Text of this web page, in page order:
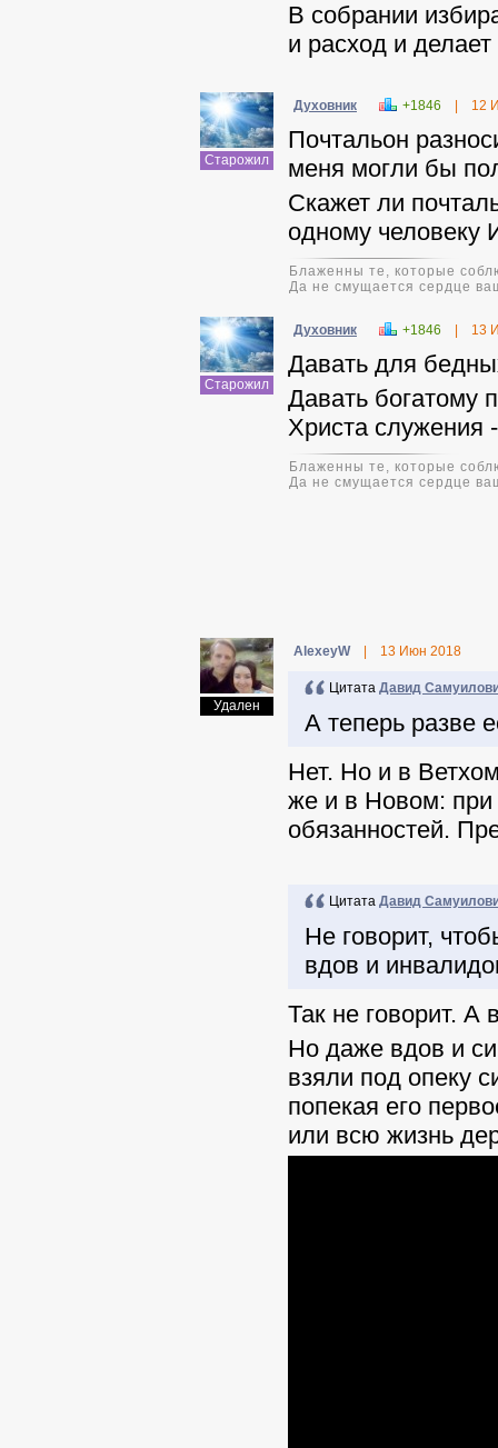
В собрании
и расход и
Старожил
Духовник +1846 12
Почтальон
меня могли бы
Скажет ли
одному
Блаженны те, которые
Да не смущается сердце
Старожил
Духовник +1846 13
Давать для
Давать богатому
Христа служения
Блаженны те, которые
Да не смущается сердце
Удален
AlexeyW 13 Июн 2018
Цитата Давид
А теперь разве
Нет. Но и в
же и в Новом: при
обязанностей.
Цитата Давид
Не говорит,
вдов и
Так не говорит. А
Но даже вдов и
взяли под опеку
попекая его
или всю жизнь